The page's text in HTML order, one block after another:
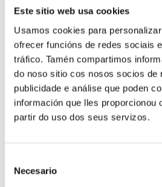
Este sitio web usa cookies
Usamos cookies para
ofrecer funcións de redes sociais
tráfico. Tamén compartimos
do noso sitio cos nosos socios de
publicidade e análise que poden
información que lles proporcionou
partir do uso dos seus servizos.
Selection
Necesario
>Gala Máxica unipersoal
Actividades
>Gala máxica infantil
Actividades
Ames